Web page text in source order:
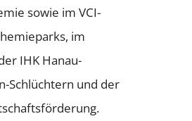
sowie im VCI-
im
IHK Hanau-
Schlüchtern und der